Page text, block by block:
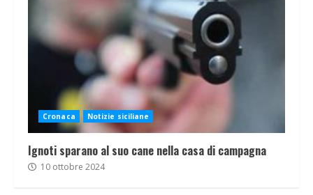
Cronaca Notizie siciliane
Ignoti sparano al suo cane nella casa di campagna
10 ottobre 2024